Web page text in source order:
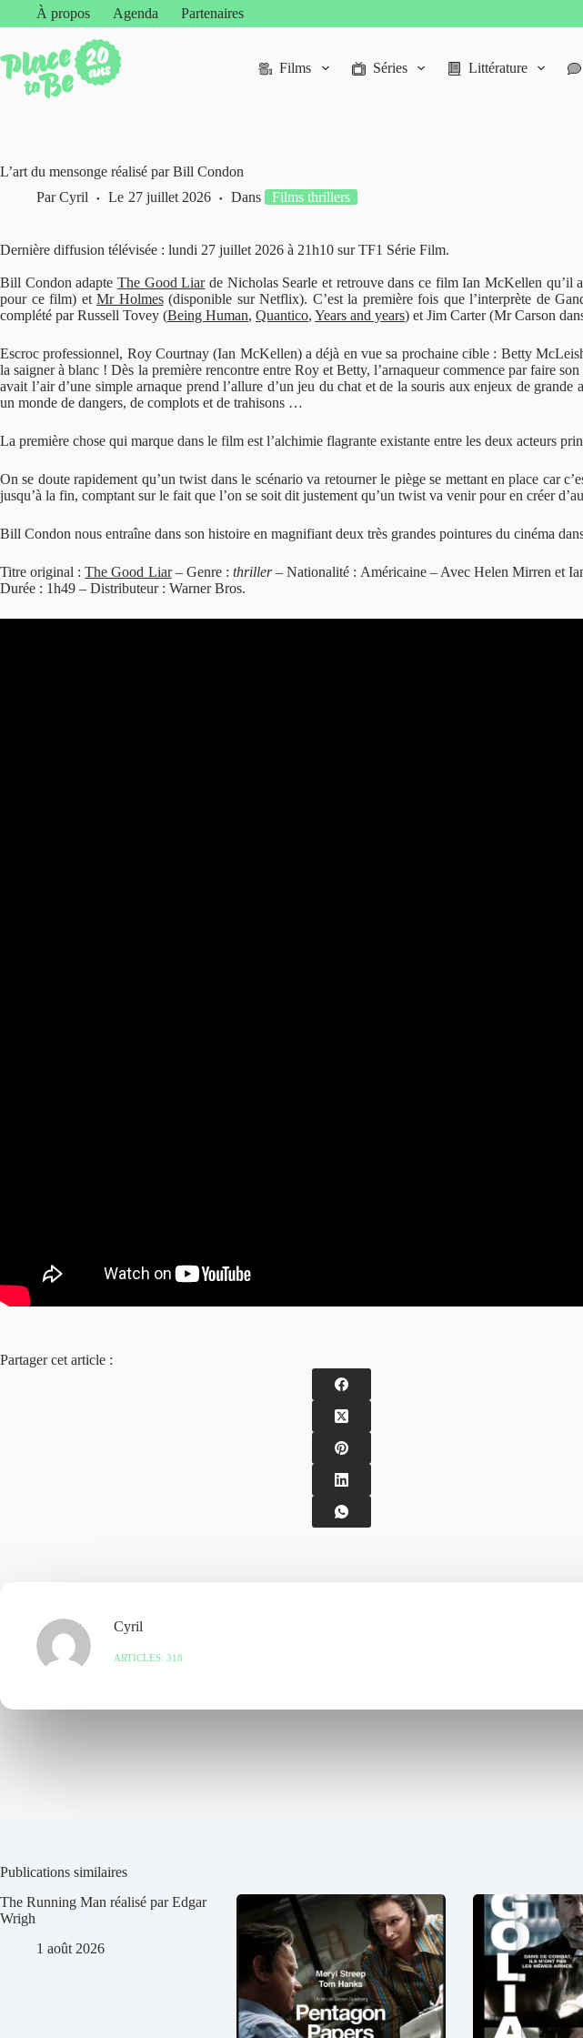
À propos Agenda Partenaires
Films Séries Littérature
L’art du mensonge réalisé par Bill Condon
Par Cyril Le 27 juillet 2026 Dans Films thrillers
Dernière diffusion télévisée : lundi 27 juillet 2026 à 21h10 sur TF1 Série Film.
Bill Condon adapte The Good Liarde Nicholas Searle et retrouve dans ce film Ian McKellen qu’il
pour ce film) et Mr Holmes(disponible sur Netflix). C’est la première fois que l’interprète de
complété par Russell Tovey (Being Human, Quantico, Years and years) et Jim Carter (Mr Carson
Escroc professionnel, Roy Courtnay (Ian McKellen) a déjà en vue sa prochaine cible : Betty
la saigner à blanc ! Dès la première rencontre entre Roy et Betty, l’arnaqueur commence par faire
avait l’air d’une simple arnaque prend l’allure d’un jeu du chat et de la souris aux enjeux de
un monde de dangers, de complots et de trahisons …
La première chose qui marque dans le film est l’alchimie flagrante existante entre les deux acteurs
On se doute rapidement qu’un twist dans le scénario va retourner le piège se mettant en place car
jusqu’à la fin, comptant sur le fait que l’on se soit dit justement qu’un twist va venir pour en créer
Bill Condon nous entraîne dans son histoire en magnifiant deux très grandes pointures du cinéma
Titre original :The Good Liar– Genre :thriller– Nationalité : Américaine – Avec Helen Mirren et
Durée : 1h49 – Distributeur : Warner Bros.
Partager cet article :
Cyril
ARTICLES: 318
Publications similaires
The Running Man réalisé par Edgar
Wrigh
1 août 2026